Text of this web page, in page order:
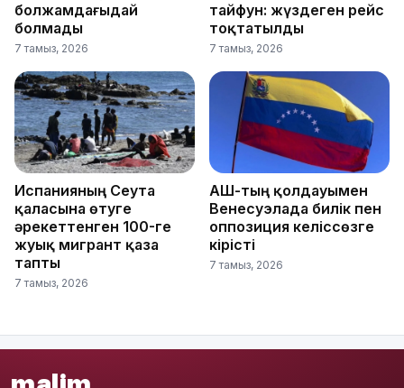
болжамдағыдай
болмады
7 тамыз, 2026
тайфун: жүздеген рейс
тоқтатылды
7 тамыз, 2026
Испанияның Сеута
қаласына өтуге
әрекеттенген 100-ге
жуық мигрант қаза
тапты
7 тамыз, 2026
АҚШ-тың қолдауымен
Венесуэлада билік пен
оппозиция келіссөзге
кірісті
7 тамыз, 2026